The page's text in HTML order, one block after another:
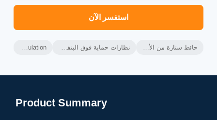
استفسر الآن
حائط ستارة من الألومنيوم,إطار الحائط من الألومنيوم,العزل الحراري للجدران الستارة المهبلة نظارات حماية فوق البنفسجية,زجاج مقاوم للأشعة فوق البنفسجية,زجاج مقاوم للأشعة فوق البنفسجية عالية الانتقال للضوء Ventilated Curtain Wall Thermal Insulation
Product Summary